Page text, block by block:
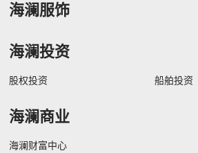
海澜服饰
海澜投资
股权投资 船舶投资
海澜商业
海澜财富中心